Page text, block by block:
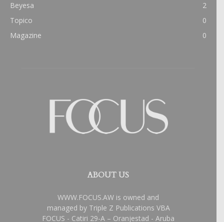
Beyesa
2
Topico
0
Magazine
0
ABOUT US
WWW.FOCUS.AW is owned and
managed by Triple Z Publications VBA
FOCUS - Catiri 29-A – Oranjestad - Aruba